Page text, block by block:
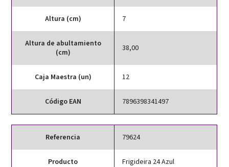
Altura (cm) 7
Altura de abultamiento
(cm)
38,00
Caja Maestra (un) 12
Código EAN 7896398341497
Referencia 79624
Producto Frigideira 24 Azul